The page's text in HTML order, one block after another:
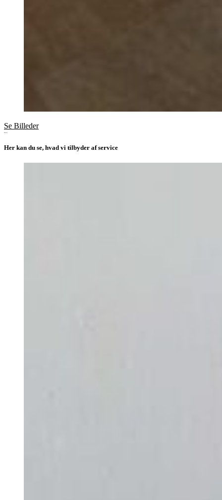
Se Billeder
Service
Her kan du se, hvad vi tilbyder af service